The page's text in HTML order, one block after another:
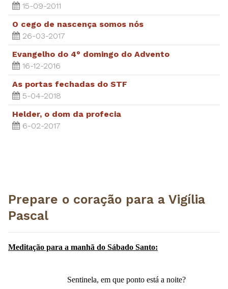
15-09-2011
O cego de nascença somos nós
26-03-2017
Evangelho do 4° domingo do Advento
16-12-2016
As portas fechadas do STF
5-04-2018
Helder, o dom da profecia
6-02-2017
Prepare o coração para a Vigília
Pascal
Meditação para a manhã do Sábado Santo:
Sentinela, em que ponto está a noite?